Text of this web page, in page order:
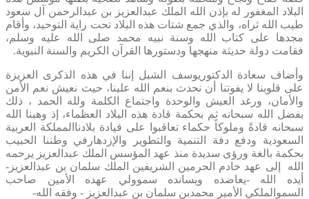
البلاد المغفور له بإذن الله الملك عبدالعزيز بن عبدالرحمن آل سعود
طيب الله ثراه، والذي جمع شتات هذه البلاد تحت راية التوحيد، وأقام
مجدها على كتاب الله وسنة نبيه محمد صلى الله عليه وسلم،
فقامت دولة حديثة منهجها ودستورها القرآن الكريم والسنة النبوية.
وأضاف سعادة الدكتوريوسف الشبل إننا في هذه الذكرى العزيزة
على قلوبنا لا يفوتنا أن نحدث بنعم الله علينا، حيث نعيش نعم الأمن
والأمان، ورغد العيش والوحدة واجتماع الكلمة ولله الحمد ، ذلك
بفضل الله سبحانه ثم بحكمة قادة هذه البلاد العظماء، إذ وهبنا الله
سبحانه قادةً وملوكاً حكماء تعاقبوا على قيادة بلادناالمملكة العربية
السعودية ودفع دفة التنمية والتطوير والإزدهارفي وطننا الحبيب
بحكمة بالغة ورؤى سديدة منذ عهد المؤسس الملك عبدالعزيز يرحمه
الله إلى عهد خادم الحرمين الشريفين الملك سلمان بن عبدالعزيز-
أيده الله -يعاضده ويسانده سموولي عهده الأمين صاحب
السموالملكي الأمير محمدبن سلمان بن عبدالعزيز - وفقه الله-